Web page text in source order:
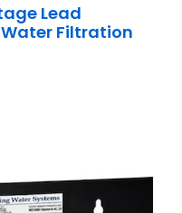
Lead
Filtration